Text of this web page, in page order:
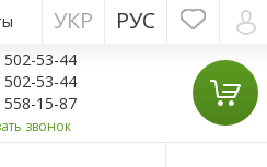
РУС
УКР
502-53-44
502-53-44
558-15-87
звонок